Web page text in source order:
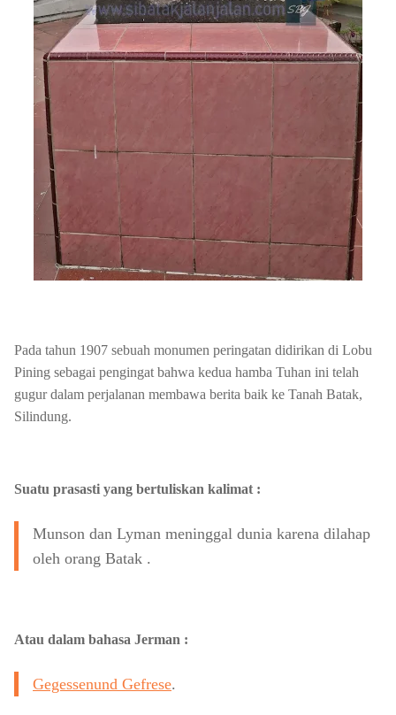
Pada tahun 1907 sebuah monumen peringatan didirikan di Lobu
Pining sebagai pengingat bahwa kedua hamba Tuhan ini telah
gugur dalam perjalanan membawa berita baik ke Tanah Batak,
Silindung.
Suatu prasasti yang bertuliskan kalimat :
Munson dan Lyman meninggal dunia karena dilahap
oleh orang Batak .
Atau dalam bahasa Jerman :
Gegessenund Gefrese.